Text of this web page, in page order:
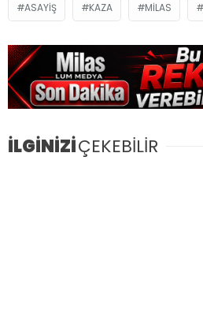
ASAYIŞ KAZA MILAS
İLGİNİZİÇEKEBİLİR